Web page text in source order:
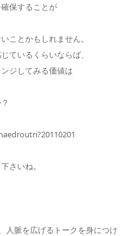
保することが
ことかもしれません。
ているくらいならば、
ジしてみる価値は
いね。
脈を広げるトークを身につけ